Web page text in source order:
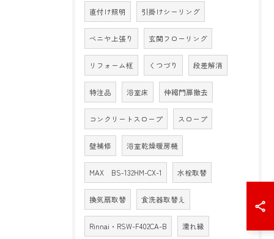
直付け照明 引掛けシーリング
ベニヤ上張り 玄関フローリング
リフォーム框 くつづり 段差解消
特注品 浴室床 伸縮門扉撤去
コンクリートスロープ スロープ
壁補修 浴室乾燥暖房機
MAX BS-132HM-CX-1 水栓取替
換気扇取替 食洗器取替え
Rinnai・RSW-F402CA-B 濡れ縁